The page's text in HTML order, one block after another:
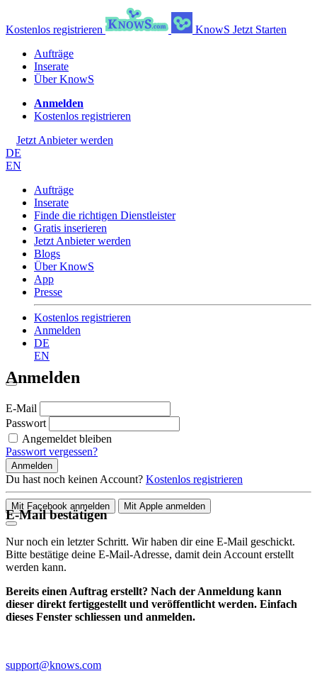
Kostenlos registrieren KnowS Jetzt Starten
Aufträge
Inserate
Über KnowS
Anmelden
Kostenlos registrieren
Jetzt Anbieter werden
DE
EN
Aufträge
Inserate
Finde die richtigen Dienstleister
Gratis inserieren
Jetzt Anbieter werden
Blogs
Über KnowS
App
Presse
Kostenlos registrieren
Anmelden
DE
EN
Anmelden
E-Mail
Passwort
Angemeldet bleiben
Passwort vergessen?
Anmelden
Du hast noch keinen Account? Kostenlos registrieren
Mit Facebook anmelden Mit Apple anmelden
E-Mail bestätigen
Nur noch ein letzter Schritt. Wir haben dir eine E-Mail geschickt.
Bitte bestätige deine E-Mail-Adresse, damit dein Account erstellt
werden kann.
Bereits einen Auftrag erstellt? Nach der Anmeldung kann
dieser direkt fertiggestellt und veröffentlicht werden. Einfach
dieses Fenster schliessen und anmelden.
support@knows.com